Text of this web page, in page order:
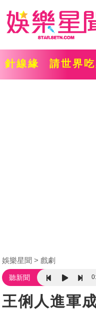
針線緣 請世界
娛樂星聞 戲劇
聽新聞
王俐人進軍